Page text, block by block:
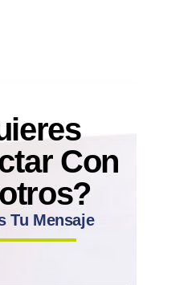
Con
Tu Mensaje